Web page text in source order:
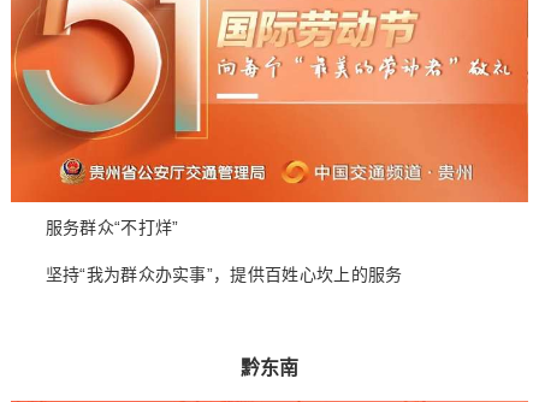
服务群众“不打烊”
坚持“我为群众办实事”，提供百姓心坎上的服务
黔东南